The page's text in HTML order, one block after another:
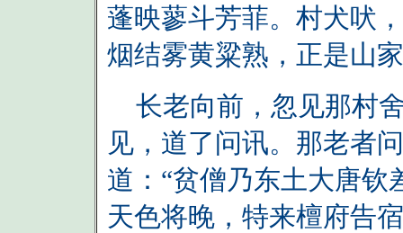
蓬映蓼斗芳菲。村犬吠
烟结雾黄粱熟，正是山
长老向前，忽见那村
见，道了问讯。那老者
道：“贫僧乃东土大唐
天色将晚，特来檀府告